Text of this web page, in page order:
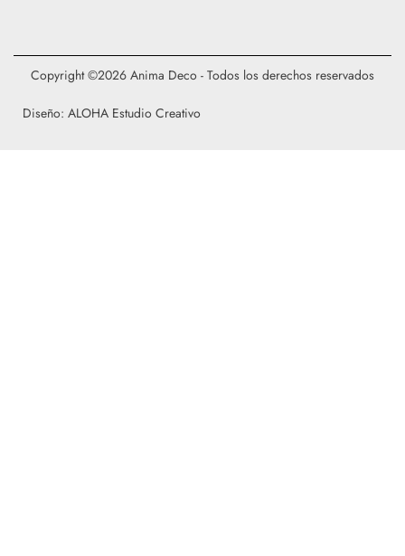
Diseño: ALOHA Estudio Creativo
Copyright ©2026 Anima Deco - Todos los derechos reservados